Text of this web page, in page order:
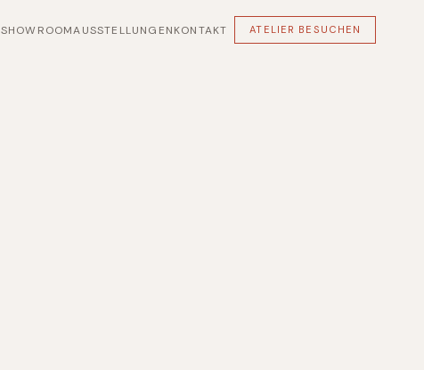
SHOWROOMAUSSTELLUNGENKONTAKT ATELIER BESUCHEN